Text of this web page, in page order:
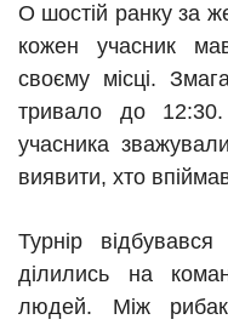
О шостій ранку за
кожен учасник
своєму місці.
тривало до
учасника
виявити, хто
Турнір
ділились на
людей. Між